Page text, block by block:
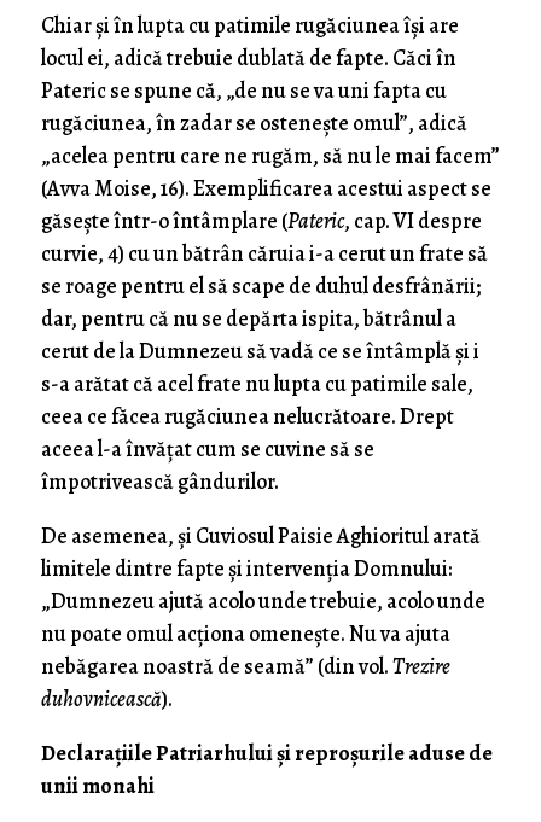
Chiar și în lupta cu patimile rugăciunea își are
locul ei, adică trebuie dublată de fapte. Căci în
Pateric se spune că, „de nu se va uni fapta cu
rugăciunea, în zadar se osteneşte omul”, adică
„acelea pentru care ne rugăm, să nu le mai facem”
(Avva Moise, 16). Exemplificarea acestui aspect se
găsește într-o întâmplare (Pateric, cap. VI despre
curvie, 4) cu un bătrân căruia i-a cerut un frate să
se roage pentru el să scape de duhul desfrânării;
dar, pentru că nu se depărta ispita, bătrânul a
cerut de la Dumnezeu să vadă ce se întâmplă și i
s-a arătat că acel frate nu lupta cu patimile sale,
ceea ce făcea rugăciunea nelucrătoare. Drept
aceea l-a învățat cum se cuvine să se
împotrivească gândurilor.
De asemenea, și Cuviosul Paisie Aghioritul arată
limitele dintre fapte și intervenția Domnului:
„Dumnezeu ajută acolo unde trebuie, acolo unde
nu poate omul acţiona omenește. Nu va ajuta
nebăgarea noastră de seamă” (din vol.Trezire
duhovnicească).
Declarațiile Patriarhului și reproșurile aduse de
unii monahi